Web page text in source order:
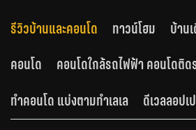
รีวิวบ้านและคอนโด ทาวน์โฮม
บ้าน
คอนโด
คอนโดใกล้รถไฟฟ้า คอนโดติ
ทำคอนโด แบ่งตามทำเลเล
ดีเวลลอปเ